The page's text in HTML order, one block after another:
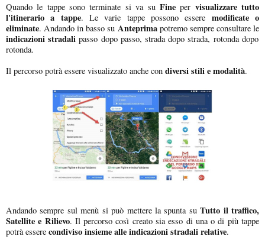
Quando le tappe sono terminate si va suFineper visualizzare tutto
l'itinerario a tappe. Le varie tappe possono essere modificate o
eliminate. Andando in basso su Anteprimapotremo sempre consultare le
indicazioni stradali passo dopo passo, strada dopo strada, rotonda dopo
rotonda.
Il percorso potrà essere visualizzato anche con diversi stili e modalità.
Andando sempre sul menù si può mettere la spunta suTutto il traffico,
Satellite e Rilievo. Il percorso così creato sia esso di una o di più tappe
potrà essere condiviso insieme alle indicazioni stradali relative.